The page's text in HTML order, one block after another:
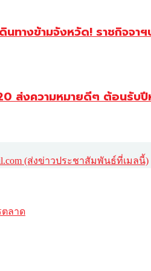
นทางข้ามจังหวัด! ราชกิจจา
ส่งความหมายดีๆ ต้อนรับ
(ส่งข่าวประชาสัมพันธ์ที่เมลนี้)
ตลาด